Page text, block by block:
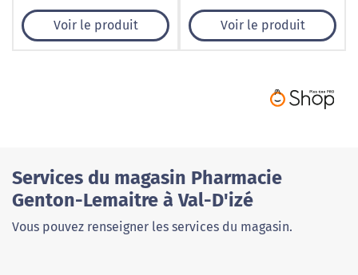
Voir le produit Voir le produit
Services du magasin Pharmacie
Genton-Lemaitre à Val-D'izé
Vous pouvez renseigner les services du magasin.